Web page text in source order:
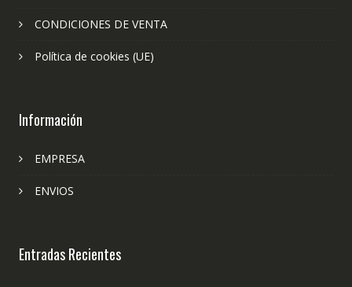
CONDICIONES DE VENTA
Política de cookies (UE)
Información
EMPRESA
ENVIOS
Entradas Recientes